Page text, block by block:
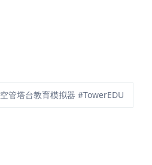
空管塔台教育模拟器 #TowerEDU